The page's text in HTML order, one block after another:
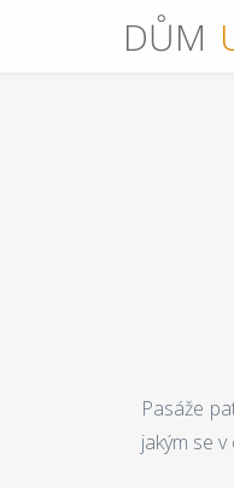
DŮM
Pasáže
jakým se